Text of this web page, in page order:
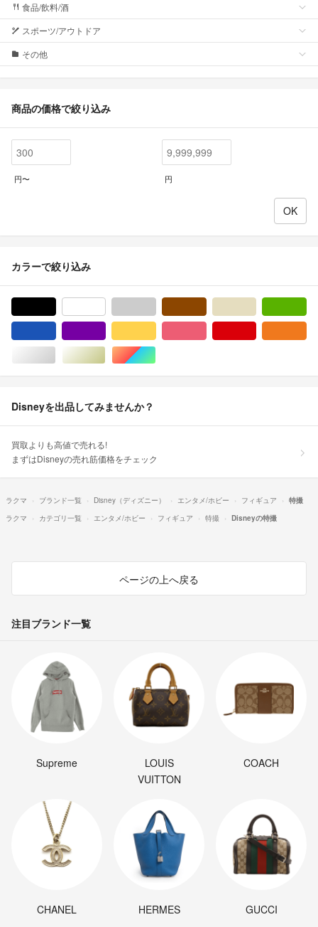
食品/飲料/酒
スポーツ/アウトドア
その他
商品の価格で絞り込み
円〜 円
カラーで絞り込み
シルバー/銀色系ゴールド/金色系マルチカラー
Disneyを出品してみませんか？
買取よりも高値で売れる!
まずはDisneyの売れ筋価格をチェック
ラクマ ブランド一覧 Disney（ディズニー） エンタメ/ホビー フィギュア
特撮
ラクマ
カテゴリ一覧 エンタメ/ホビー フィギュア 特撮 Disneyの特撮
ページの上へ戻る
注目ブランド一覧
Supreme
LOUIS
VUITTON
COACH
CHANEL HERMES GUCCI